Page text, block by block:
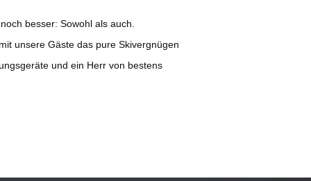
besser: Sowohl als auch.
unsere Gäste das pure Skivergnügen
und ein Herr von bestens